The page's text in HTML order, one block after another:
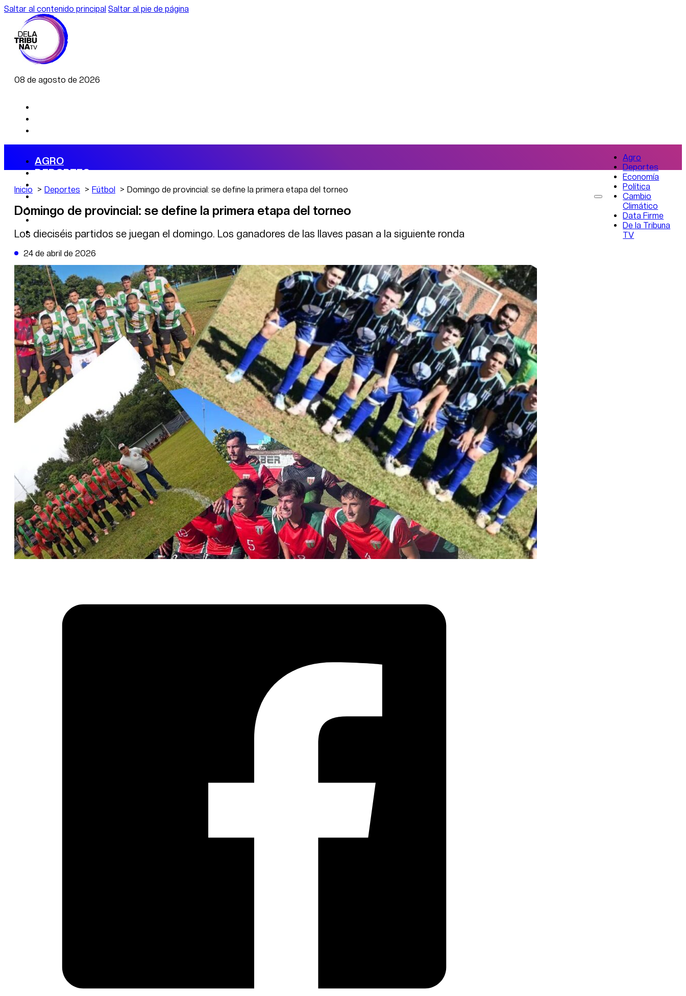
Saltar al contenido principal Saltar al pie de página
08 de agosto de 2026
AGRO
DEPORTES
ECONOMÍA
POLÍTICA
CAMBIO CLIMÁTICO
DATA FIRME
DE LA TRIBUNA TV
Agro
Deportes
Economía
Política
Cambio
Climático
Data Firme
De la Tribuna
TV
Inicio Deportes Fútbol Domingo de provincial: se define la primera etapa del torneo
Domingo de provincial: se define la primera etapa del torneo
Los dieciséis partidos se juegan el domingo. Los ganadores de las llaves pasan a la siguiente ronda
24 de abril de 2026